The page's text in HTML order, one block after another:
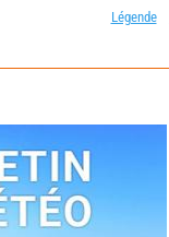
Légende